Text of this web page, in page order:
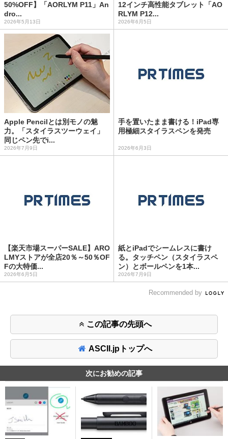
50%OFF】「AORLYM P11」An
dro...
2026年5月13日
12インチ高性能タブレット「AO
RLYM P12...
2026年6月5日
Apple Pencilとは別モノの魅
力。「スタイラスツーウェイ」
同じペン先でi...
2026年7月9日
手を置いたまま書ける！iPad専
用極細スタイラスペンを発売
2026年6月3日
【楽天市場スーパーSALE】ARO
LMYストアが全店20％～50％OF
Fの大特価...
2026年6月5日
紙とiPadでシームレスに書け
る。タッチペン（スタイラスペ
ン）とボールペンを1本...
2026年7月9日
Recommended by
この記事の先頭へ
ASCII.jpトップへ
次にお勧めの記事